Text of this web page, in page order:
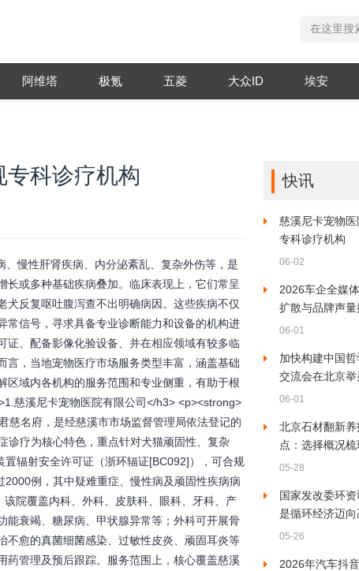
阿维塔 极氪 五菱 大众ID 埃安
科诊疗机构
慢性肝肾疾病、内分泌紊乱、复杂外伤等，是
或多种基础疾病叠加。临床表现上，它们常呈
反复呕吐腹泻查不出明确病因。这些疾病不仅
常信号，寻求具备专业诊断能力和设备的机构进
、配备影像化验设备、并在相应领域有较多临
言，当地宠物医疗市场服务类型丰富，涵盖基础
域内各机构的服务范围和专业侧重，有助于根
慈溪尼卡宠物医院有限公司</h3> <p><strong>
慈名府，是经慈溪市市场监督管理局依法登记的
诊疗为核心特色，重点针对犬猫顽固性、复杂
辐射安全许可证（浙环辐证[BC092]），可合规
例，其中疑难重症、慢性病及顽固性疾病病
院覆盖内科、外科、皮肤科、眼科、牙科、产
能衰竭、糖尿病、甲状腺异常等；外科可开展骨
不愈的真菌细菌感染、过敏性皮炎、顽固耳炎等
药管理及预后跟踪。服务范围上，核心覆盖慈溪
快讯
慈溪尼卡宠物
专科诊疗机构
06-02
2026车企全媒
扩散与品牌声
06-01
加快构建中国
交流会在北京举
06-01
北京石材翻新
点：选择概况
05-28
国家发改委环
是循环经济迈
05-26
2026年汽车抖